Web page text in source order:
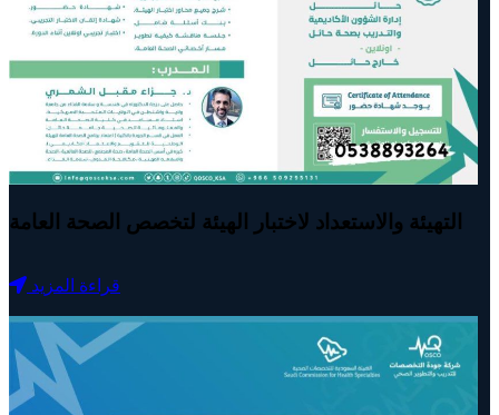
التهيئة والاستعداد لاختبار الهيئة لتخصص الصحة العامة
قراءة المزيد